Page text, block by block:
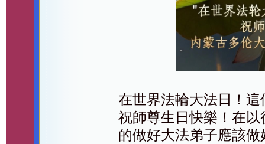
在世界法輪大法日！
祝師尊生日快樂！在
的做好大法弟子應該